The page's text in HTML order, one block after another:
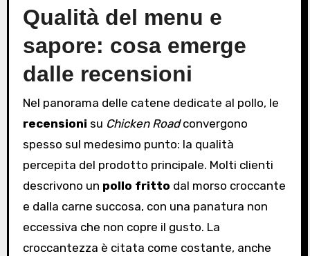
Qualità del menu e
sapore: cosa emerge
dalle recensioni
Nel panorama delle catene dedicate al pollo, le
recensioni su Chicken Roadconvergono
spesso sul medesimo punto: la qualità
percepita del prodotto principale. Molti clienti
descrivono un pollo fritto dal morso croccante
e dalla carne succosa, con una panatura non
eccessiva che non copre il gusto. La
croccantezza è citata come costante, anche